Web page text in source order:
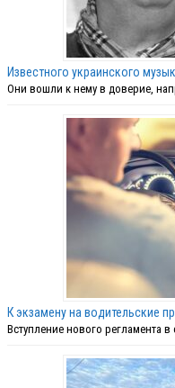
Известного украинского
Они вошли к нему в доверие,
К экзамену на водительские
Вступление нового регламента